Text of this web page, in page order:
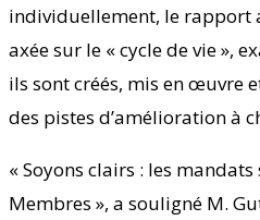
individuellement, le rapport
axée sur le « cycle de vie »,
ils sont créés, mis en œuvre
des pistes d’amélioration à
« Soyons clairs : les
Membres », a souligné M.